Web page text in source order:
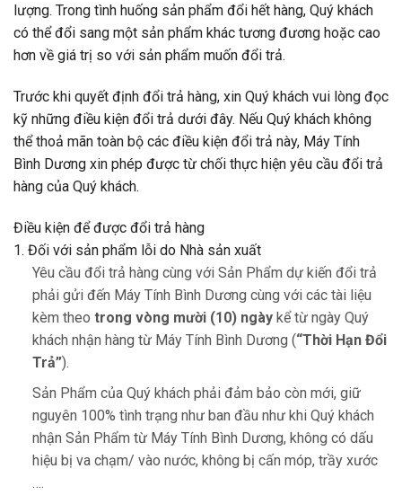
lượng. Trong tình huống sản phẩm đổi hết hàng, Quý khách
có thể đổi sang một sản phẩm khác tương đương hoặc cao
hơn về giá trị so với sản phẩm muốn đổi trả.
Trước khi quyết định đổi trả hàng, xin Quý khách vui lòng đọc
kỹ những điều kiện đổi trả dưới đây. Nếu Quý khách không
thể thoả mãn toàn bộ các điều kiện đổi trả này, Máy Tính
Bình Dương xin phép được từ chối thực hiện yêu cầu đổi trả
hàng của Quý khách.
Điều kiện để được đổi trả hàng
1. Đối với sản phẩm lỗi do Nhà sản xuất
Yêu cầu đổi trả hàng cùng với Sản Phẩm dự kiến đổi trả
phải gửi đến Máy Tính Bình Dương cùng với các tài liệu
kèm theo trong vòng mười (10) ngàykể từ ngày Quý
khách nhận hàng từ Máy Tính Bình Dương (“Thời Hạn Đổi
Trả”).
Sản Phẩm của Quý khách phải đảm bảo còn mới, giữ
nguyên 100% tình trạng như ban đầu như khi Quý khách
nhận Sản Phẩm từ Máy Tính Bình Dương, không có dấu
hiệu bị va chạm/ vào nước, không bị cấn móp, trầy xước
….